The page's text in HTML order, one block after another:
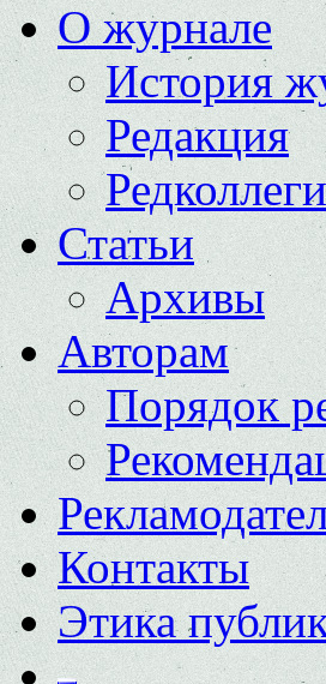
О журнале
История
Редакция
Статьи
Архивы
Авторам
Порядок
Контакты
Этика